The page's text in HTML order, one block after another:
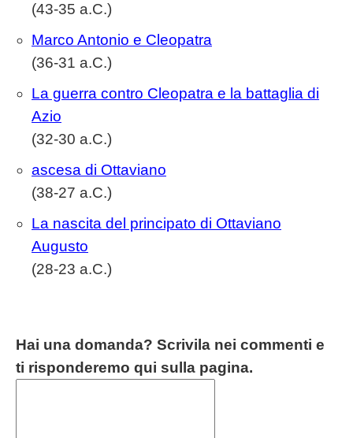
(43-35 a.C.)
Marco Antonio e Cleopatra
(36-31 a.C.)
La guerra contro Cleopatra e la battaglia di
Azio
(32-30 a.C.)
ascesa di Ottaviano
(38-27 a.C.)
La nascita del principato di Ottaviano
Augusto
(28-23 a.C.)
Hai una domanda? Scrivila nei commenti e
ti risponderemo qui sulla pagina.